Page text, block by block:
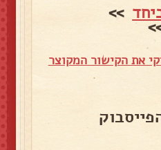
>>
את הקישור המקוצר